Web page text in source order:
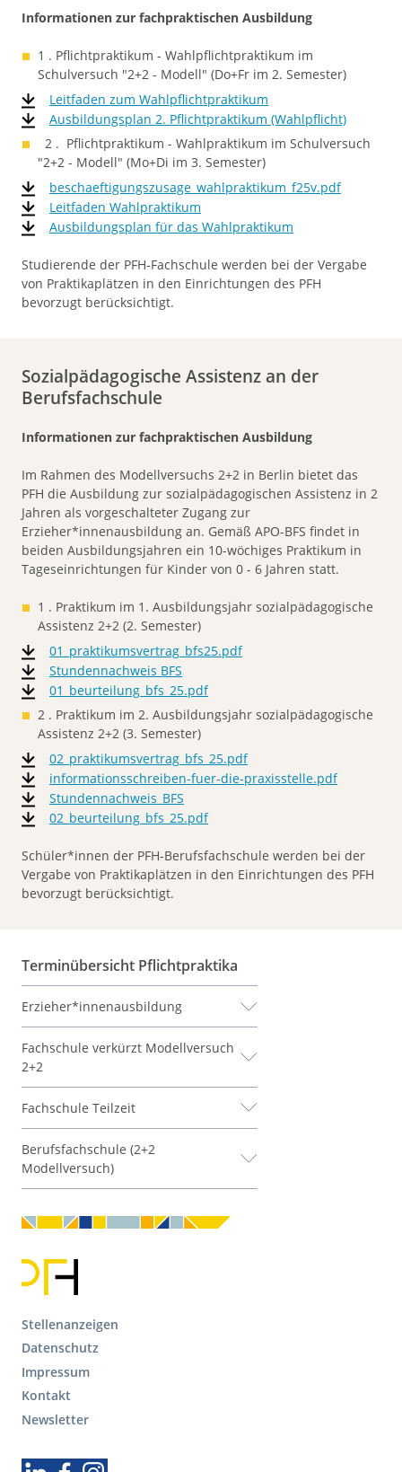
Informationen zur fachpraktischen Ausbildung
1 . Pflichtpraktikum - Wahlpflichtpraktikum im
Schulversuch "2+2 - Modell" (Do+Fr im 2. Semester)
Leitfaden zum Wahlpflichtpraktikum
Ausbildungsplan 2. Pflichtpraktikum (Wahlpflicht)
2 . Pflichtpraktikum - Wahlpraktikum im Schulversuch
"2+2 - Modell" (Mo+Di im 3. Semester)
beschaeftigungszusage_wahlpraktikum_f25v.pdf
Leitfaden Wahlpraktikum
Ausbildungsplan für das Wahlpraktikum
Studierende der PFH-Fachschule werden bei der Vergabe
von Praktikaplätzen in den Einrichtungen des PFH
bevorzugt berücksichtigt.
Sozialpädagogische Assistenz an der
Berufsfachschule
Informationen zur fachpraktischen Ausbildung
Im Rahmen des Modellversuchs 2+2 in Berlin bietet das
PFH die Ausbildung zur sozialpädagogischen Assistenz in 2
Jahren als vorgeschalteter Zugang zur
Erzieher*innenausbildung an. Gemäß APO-BFS findet in
beiden Ausbildungsjahren ein 10-wöchiges Praktikum in
Tageseinrichtungen für Kinder von 0 - 6 Jahren statt.
1 . Praktikum im 1. Ausbildungsjahr sozialpädagogische
Assistenz 2+2 (2. Semester)
01_praktikumsvertrag_bfs25.pdf
Stundennachweis BFS
01_beurteilung_bfs_25.pdf
2 . Praktikum im 2. Ausbildungsjahr sozialpädagogische
Assistenz 2+2 (3. Semester)
02_praktikumsvertrag_bfs_25.pdf
informationsschreiben-fuer-die-praxisstelle.pdf
Stundennachweis_BFS
02_beurteilung_bfs_25.pdf
Schüler*innen der PFH-Berufsfachschule werden bei der
Vergabe von Praktikaplätzen in den Einrichtungen des PFH
bevorzugt berücksichtigt.
Terminübersicht Pflichtpraktika
Erzieher*innenausbildung
Fachschule verkürzt Modellversuch
2+2
Fachschule Teilzeit
Berufsfachschule (2+2
Modellversuch)
F
o
o
t
e
r
e
Stellenanzeigen
Datenschutz
Impressum
Kontakt
Newsletter
Folgen Sie uns